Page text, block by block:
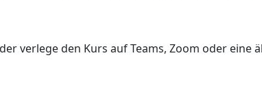
verlege den Kurs auf Teams, Zoom oder eine